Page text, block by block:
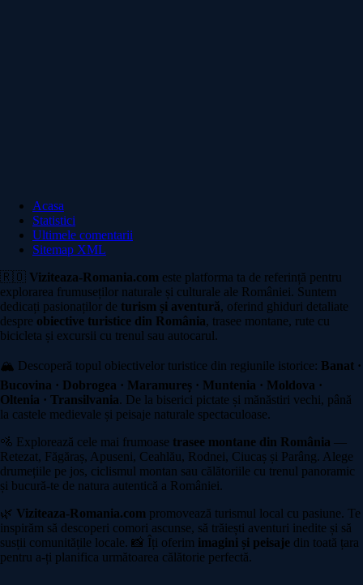
Acasa
Statistici
Ultimele comentarii
Sitemap XML
🇷🇴 Viziteaza-Romania.com este platforma ta de referință pentru
explorarea frumuseților naturale și culturale ale României. Suntem
dedicați pasionaților de turism și aventură, oferind ghiduri detaliate
despre obiective turistice din România, trasee montane, rute cu
bicicleta și excursii cu trenul sau autocarul.
🏔️ Descoperă topul obiectivelor turistice din regiunile istorice: Banat ·
Bucovina · Dobrogea · Maramureș · Muntenia · Moldova ·
Oltenia · Transilvania. De la biserici pictate și mănăstiri vechi, până
la castele medievale și peisaje naturale spectaculoase.
🚵 Explorează cele mai frumoase trasee montane din România —
Retezat, Făgăraș, Apuseni, Ceahlău, Rodnei, Ciucaș și Parâng. Alege
drumețiile pe jos, ciclismul montan sau călătoriile cu trenul panoramic
și bucură-te de natura autentică a României.
🌿 Viziteaza-Romania.com promovează turismul local cu pasiune. Te
inspirăm să descoperi comori ascunse, să trăiești aventuri inedite și să
susții comunitățile locale. 📸 Îți oferim imagini și peisaje din toată țara
pentru a-ți planifica următoarea călătorie perfectă.